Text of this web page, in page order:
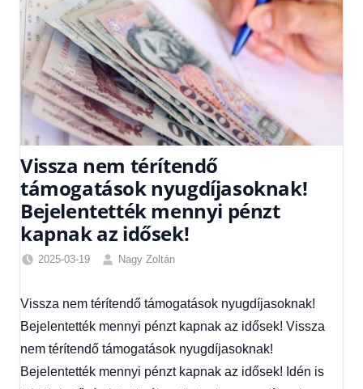
Vissza nem térítendő
támogatások nyugdíjasoknak!
Bejelentették mennyi pénzt
kapnak az idősek!
2025-03-19
Nagy Zoltán
hírek,
Gazdaság,
Hírek,
Vissza nem térítendő támogatások nyugdíjasoknak!
Bejelentették mennyi pénzt kapnak az idősek! Vissza
nem térítendő támogatások nyugdíjasoknak!
Bejelentették mennyi pénzt kapnak az idősek! Idén is